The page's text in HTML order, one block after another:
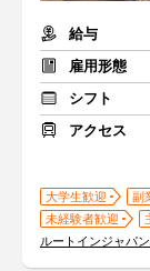
給与
雇用形態
シフト
アクセス
大学生歓迎 副
未経験者歓迎
ルートインジャパ